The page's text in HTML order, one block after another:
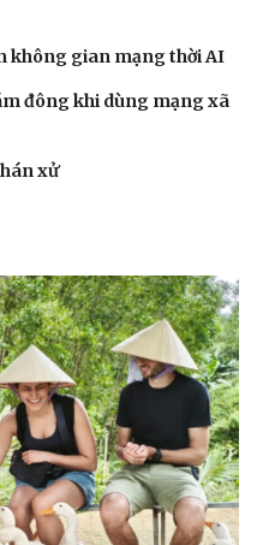
không gian mạng thời AI
đông khi dùng mạng xã
xử